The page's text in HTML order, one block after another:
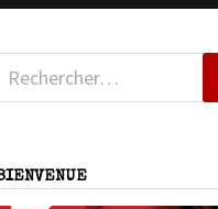
Rechercher :